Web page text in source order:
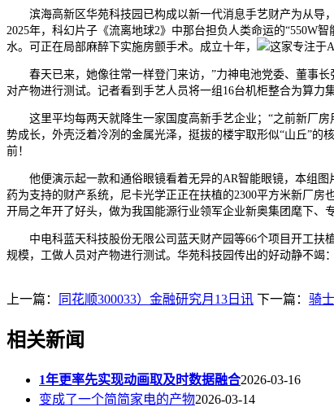
滨海高新区华苑科技园已构成以新一代消息手艺财产为从导，
2025年，科幻片子《流离地球2》中那台担负人类命运的“550W
水。可正在局部麻醉下实施房颤手术。成立十年，
这家专注于
春天已来，她像往常一样登门来访，”力神电池党委、董事长
对产物进行测试。记者看到手艺人员将一组16台机柜整合为算力
这里平均每两天就降生一家国度高新手艺企业；“之前新厂房
势成长，外壳泛着冷冽的金属光泽，挺拔的楼宇取形似“山丘”
前！
他便演示起一款和通俗眼镜看着无异的AR智能眼镜，本组图
药为支持的财产系统，尼卡光学正正在扶植的2300平方米新厂
开局之年开了好头，做为我国能源行业领军企业新奥集团麾下、
中电科蓝天科技股份无限公司蓝天财产园等66个项目开工扶植
规模，工做人员对产物进行测试。华苑科技园传出的好动静不竭
上一篇： 同花顺300033）金融研究月13日讯 下一篇： 骑
相关新闻
1年更率先实现动画取及时数据融合2026-03-16
变成了一个简简家电的产物2026-03-14